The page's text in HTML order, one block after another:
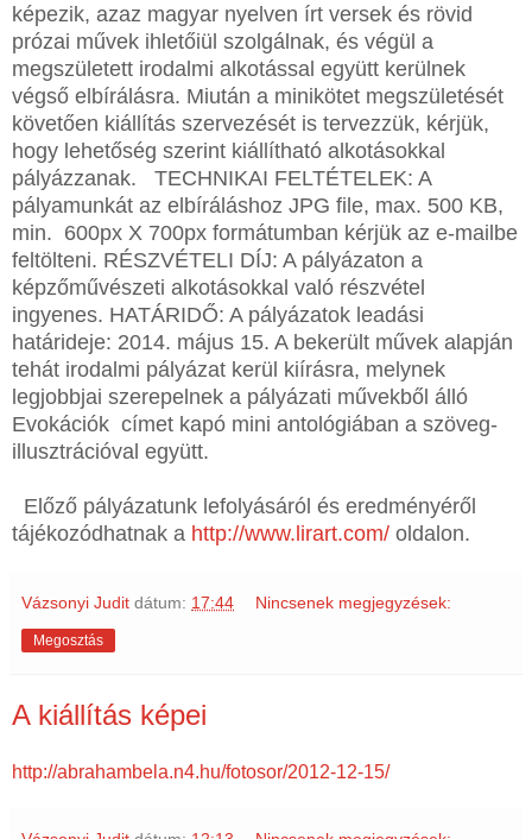
képezik, azaz magyar nyelven írt versek és rövid
prózai művek ihletőiül szolgálnak, és végül a
megszületett irodalmi alkotással együtt kerülnek
végső elbírálásra. Miután a minikötet megszületését
követően kiállítás szervezését is tervezzük, kérjük,
hogy lehetőség szerint kiállítható alkotásokkal
pályázzanak. TECHNIKAI FELTÉTELEK: A
pályamunkát az elbíráláshoz JPG file, max. 500 KB,
min. 600px X 700px formátumban kérjük az e-mailbe
feltölteni. RÉSZVÉTELI DÍJ: A pályázaton a
képzőművészeti alkotásokkal való részvétel
ingyenes. HATÁRIDŐ: A pályázatok leadási
határideje: 2014. május 15. A bekerült művek alapján
tehát irodalmi pályázat kerül kiírásra, melynek
legjobbjai szerepelnek a pályázati művekből álló
Evokációk címet kapó mini antológiában a szöveg-
illusztrációval együtt.
Előző pályázatunk lefolyásáról és eredményéről
tájékozódhatnak a http://www.lirart.com/ oldalon.
Vázsonyi Judit dátum: 17:44 Nincsenek megjegyzések:
Megosztás
A kiállítás képei
http://abrahambela.n4.hu/fotosor/2012-12-15/